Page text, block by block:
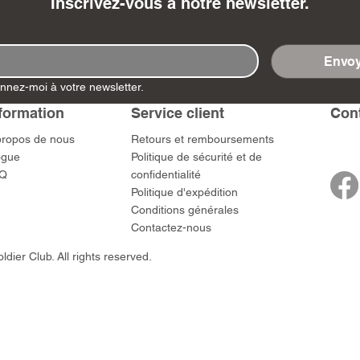
- Ashigaru
Set
Army)
SW012 - Tokugawa
Ieyasu
Prix
59,00 $US
Santa Anna
Prix
49,00 $US
AP Medic
DD404 - AP The Scout
Prix
47,00 $US
moi à votre newsletter.
de nous
Service client
​Retours et remboursements
Politique de sécurité et de
confidentialité
Politique d'expédition
Conditions générales
Contactez-nous
Club. All rights reserved.